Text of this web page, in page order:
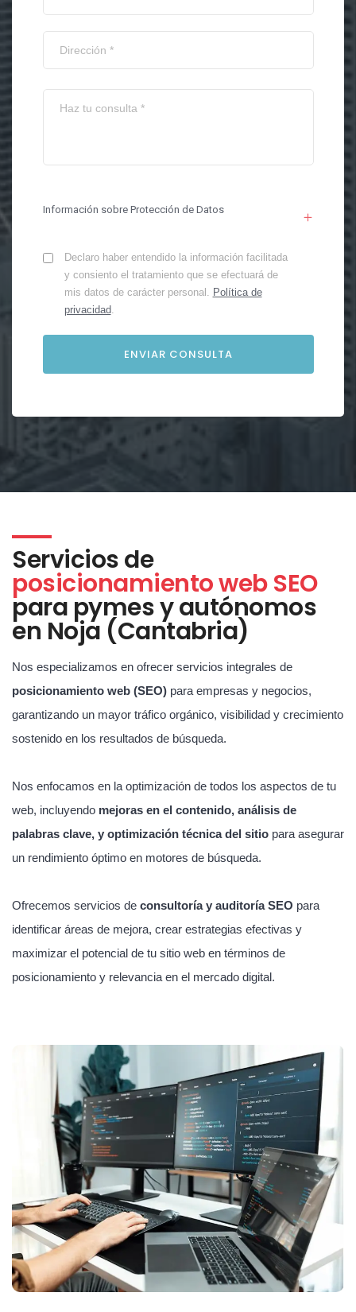
Información sobre Protección de Datos
Declaro haber entendido la información facilitada
y consiento el tratamiento que se efectuará de
mis datos de carácter personal. Política de
privacidad.
Servicios de
posicionamiento web SEO
para pymes y autónomos
en Noja (Cantabria)
Nos especializamos en ofrecer servicios integrales de
posicionamiento web (SEO) para empresas y negocios,
garantizando un mayor tráfico orgánico, visibilidad y crecimiento
sostenido en los resultados de búsqueda.
Nos enfocamos en la optimización de todos los aspectos de tu
web, incluyendo mejoras en el contenido, análisis de
palabras clave, y optimización técnica del sitio para asegurar
un rendimiento óptimo en motores de búsqueda.
Ofrecemos servicios de consultoría y auditoría SEO para
identificar áreas de mejora, crear estrategias efectivas y
maximizar el potencial de tu sitio web en términos de
posicionamiento y relevancia en el mercado digital.